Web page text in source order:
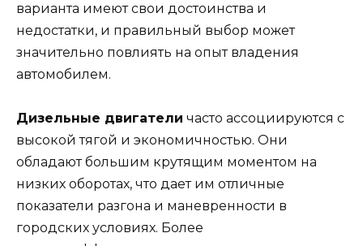
варианта имеют свои достоинства и
недостатки, и правильный выбор может
значительно повлиять на опыт владения
автомобилем.
Дизельные двигатели часто ассоциируются с
высокой тягой и экономичностью. Они
обладают большим крутящим моментом на
низких оборотах, что дает им отличные
показатели разгона и маневренности в
городских условиях. Более